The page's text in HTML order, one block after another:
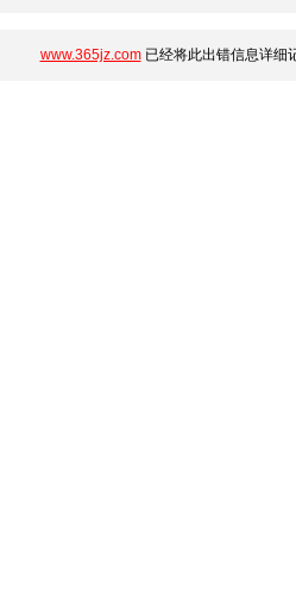
www.365jz.com已经将此出错信息详细